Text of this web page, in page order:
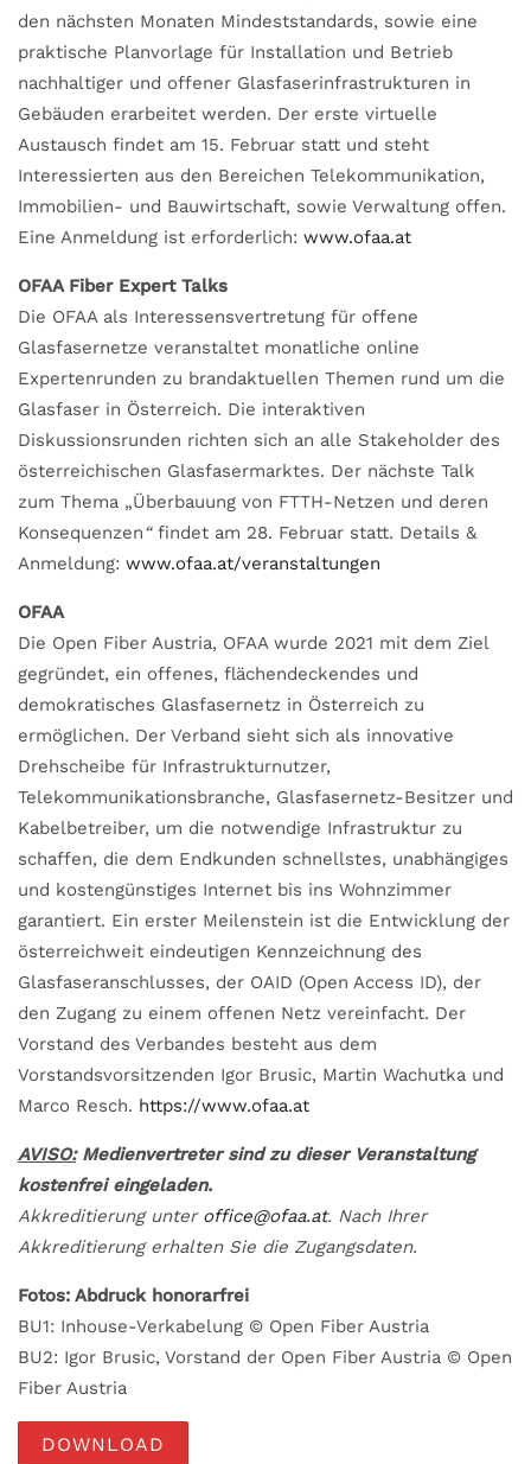
den nächsten Monaten Mindeststandards, sowie eine
praktische Planvorlage für Installation und Betrieb
nachhaltiger und offener Glasfaserinfrastrukturen in
Gebäuden erarbeitet werden. Der erste virtuelle
Austausch findet am 15. Februar statt und steht
Interessierten aus den Bereichen Telekommunikation,
Immobilien- und Bauwirtschaft, sowie Verwaltung offen.
Eine Anmeldung ist erforderlich: www.ofaa.at
OFAA Fiber Expert Talks
Die OFAA als Interessensvertretung für offene
Glasfasernetze veranstaltet monatliche online
Expertenrunden zu brandaktuellen Themen rund um die
Glasfaser in Österreich. Die interaktiven
Diskussionsrunden richten sich an alle Stakeholder des
österreichischen Glasfasermarktes. Der nächste Talk
zum Thema „Überbauung von FTTH-Netzen und deren
Konsequenzen“ findet am 28. Februar statt. Details &
Anmeldung: www.ofaa.at/veranstaltungen
OFAA
Die Open Fiber Austria, OFAA wurde 2021 mit dem Ziel
gegründet, ein offenes, flächendeckendes und
demokratisches Glasfasernetz in Österreich zu
ermöglichen. Der Verband sieht sich als innovative
Drehscheibe für Infrastrukturnutzer,
Telekommunikationsbranche, Glasfasernetz-Besitzer und
Kabelbetreiber, um die notwendige Infrastruktur zu
schaffen, die dem Endkunden schnellstes, unabhängiges
und kostengünstiges Internet bis ins Wohnzimmer
garantiert. Ein erster Meilenstein ist die Entwicklung der
österreichweit eindeutigen Kennzeichnung des
Glasfaseranschlusses, der OAID (Open Access ID), der
den Zugang zu einem offenen Netz vereinfacht. Der
Vorstand des Verbandes besteht aus dem
Vorstandsvorsitzenden Igor Brusic, Martin Wachutka und
Marco Resch. https://www.ofaa.at
AVISO:Medienvertreter sind zu dieser Veranstaltung
kostenfrei eingeladen.
Akkreditierung unter office@ofaa.at. Nach Ihrer
Akkreditierung erhalten Sie die Zugangsdaten.
Fotos: Abdruck honorarfrei
BU1: Inhouse-Verkabelung © Open Fiber Austria
BU2: Igor Brusic, Vorstand der Open Fiber Austria © Open
Fiber Austria
DOWNLOAD